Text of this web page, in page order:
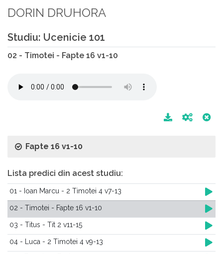
DORIN DRUHORA
Studiu: Ucenicie 101
02 - Timotei - Fapte 16 v1-10
Fapte 16 v1-10
Lista predici din acest studiu:
01 - Ioan Marcu - 2 Timotei 4 v7-13
02 - Timotei - Fapte 16 v1-10
03 - Titus - Tit 2 v11-15
04 - Luca - 2 Timotei 4 v9-13